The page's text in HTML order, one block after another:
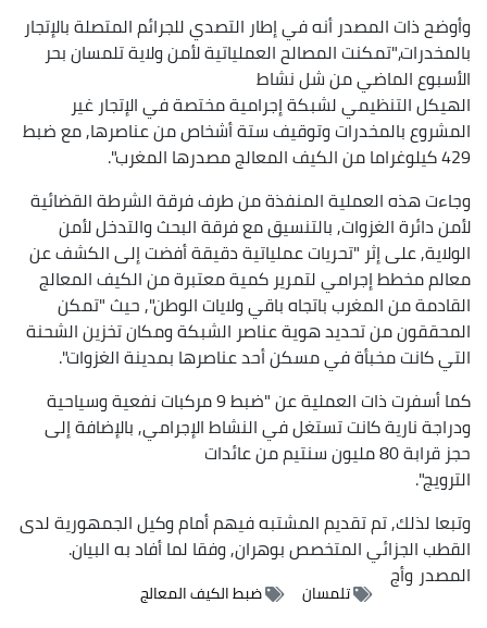
وأوضح ذات المصدر أنه في إطار التصدي للجرائم المتصلة بالإتجار
بالمخدرات,"تمكنت المصالح العملياتية لأمن ولاية تلمسان بحر
الأسبوع الماضي من شل نشاط
الهيكل التنظيمي لشبكة إجرامية مختصة في الإتجار غير
المشروع بالمخدرات وتوقيف ستة أشخاص من عناصرها, مع ضبط
429 كيلوغراما من الكيف المعالج مصدرها المغرب".
وجاءت هذه العملية المنفذة من طرف فرقة الشرطة القضائية
لأمن دائرة الغزوات, بالتنسيق مع فرقة البحث والتدخل لأمن
الولاية, على إثر "تحريات عملياتية دقيقة أفضت إلى الكشف عن
معالم مخطط إجرامي لتمرير كمية معتبرة من الكيف المعالج
القادمة من المغرب باتجاه باقي ولايات الوطن", حيث "تمكن
المحققون من تحديد هوية عناصر الشبكة ومكان تخزين الشحنة
التي كانت مخبأة في مسكن أحد عناصرها بمدينة الغزوات".
كما أسفرت ذات العملية عن "ضبط 9 مركبات نفعية وسياحية
ودراجة نارية كانت تستغل في النشاط الإجرامي, بالإضافة إلى
حجز قرابة 80 مليون سنتيم من عائدات
الترويج".
وتبعا لذلك, تم تقديم المشتبه فيهم أمام وكيل الجمهورية لدى
القطب الجزائي المتخصص بوهران, وفقا لما أفاد به البيان.
المصدروأج
تلمسان ضبط الكيف المعالج